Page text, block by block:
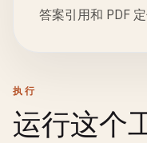
答案引用和 PDF 定
执行
运行这个